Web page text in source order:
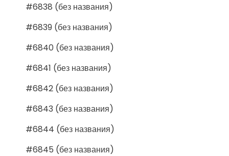
#6838 (без названия)
#6839 (без названия)
#6840 (без названия)
#6841 (без названия)
#6842 (без названия)
#6843 (без названия)
#6844 (без названия)
#6845 (без названия)